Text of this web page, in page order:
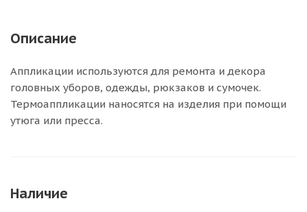
Описание
Аппликации используются для ремонта и декора
головных уборов, одежды, рюкзаков и сумочек.
Термоаппликации наносятся на изделия при помощи
утюга или пресса.
Наличие